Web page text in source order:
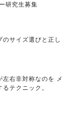
研究生募集
のサイズ選びと正し
左右非対称なのを メ
テクニック。